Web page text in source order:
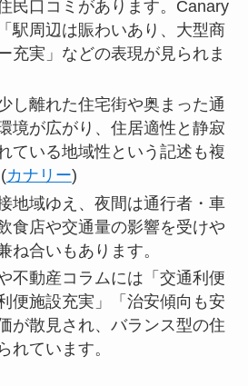
民口コミがあります。Canary
駅周辺は賑わいあり、大型商
充実」などの表現が見られま
し離れた住宅街や奥まった通
境が広がり、住居適性と静寂
ている地域性という記述も複
カナリー)
地域ゆえ、夜間は通行者・車
食店や交通量の影響を受けや
ね合いもあります。
不動産コラムには「交通利便
便施設充実」「治安傾向も安
が散見され、バランス型の住
れています。